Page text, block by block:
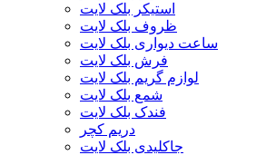
استیکر بلک لایت
ظروف بلک لایت
ساعت دیواری بلک لایت
فرش بلک لایت
لوازم گریم بلک لایت
شمع بلک لایت
فندک بلک لایت
دریم کچر
جاکلیدی بلک لایت